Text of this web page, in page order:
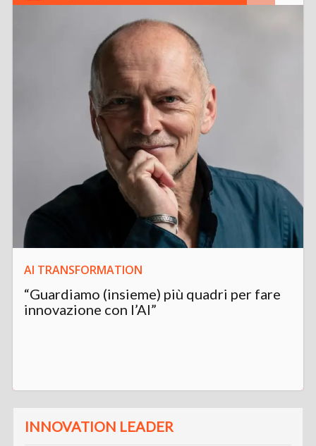
AI TRANSFORMATION
“Guardiamo (insieme) più quadri per fare
innovazione con l’AI”
INNOVATION LEADER